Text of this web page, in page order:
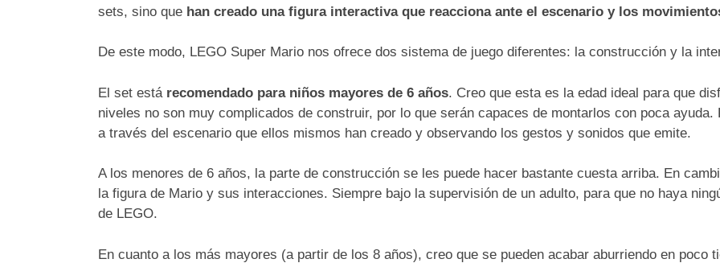
sets, sino que han creado una figura interactiva que reacciona ante el escenario y los
De este modo, LEGO Super Mario nos ofrece dos sistema de juego diferentes: la construcción y la
El set está recomendado para niños mayores de 6 años. Creo que esta es la edad ideal para que
niveles no son muy complicados de construir, por lo que serán capaces de montarlos con poca
a través del escenario que ellos mismos han creado y observando los gestos y sonidos que emite.
A los menores de 6 años, la parte de construcción se les puede hacer bastante cuesta arriba. En
la figura de Mario y sus interacciones. Siempre bajo la supervisión de un adulto, para que no haya
de LEGO.
En cuanto a los más mayores (a partir de los 8 años), creo que se pueden acabar aburriendo en poco